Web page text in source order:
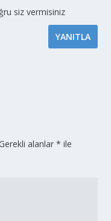
siz vermisiniz
YANITLA
Gerekli alanlar* ile